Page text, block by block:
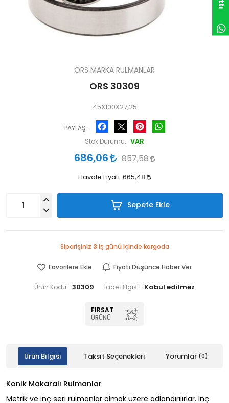
ORS MARKA RULMANLAR
ORS 30309
45X100X27,25
PAYLAŞ :
Facebook Pinterest
Stok Durumu: VAR
686,06 857,58
Havale Fiyatı: 665,48
Sepete Ekle
Siparişiniz 3 iş günü içinde kargoda
Favorilere Ekle Fiyatı Düşünce Haber Ver
Ürün Kodu: 30309 İade Bilgisi:
FIRSAT
ÜRÜNÜ
Ürün Bilgisi Taksit Seçenekleri Yorumlar (0)
Konik Makaralı Rulmanlar
Metrik ve inç seri rulmanlar olmak üzere adlandırılırlar. İnç